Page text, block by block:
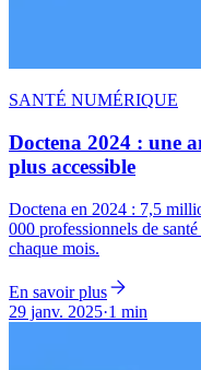
SANTÉ NUMÉRIQUE
Doctena 2024 : une
plus accessible
Doctena en 2024 : 7,5
000 professionnels de
chaque mois.
En savoir plus
29 janv. 2025·1 min